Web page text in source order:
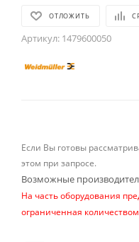
ОТЛОЖИТЬ
Артикул: 1479600050
Если Вы готовы
этом при запросе.
Возможные
На часть оборудования
ограниченная